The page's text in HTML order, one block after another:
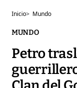
Inicio> Mundo
MUNDO
Petro